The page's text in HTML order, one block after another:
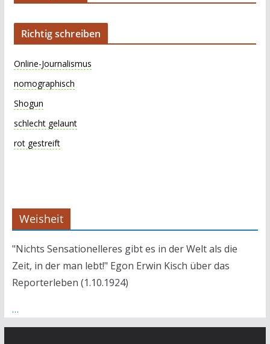
Richtig schreiben
Online-Journalismus
nomographisch
Shogun
schlecht gelaunt
rot gestreift
Weisheit
"Nichts Sensationelleres gibt es in der Welt als die
Zeit, in der man lebt!" Egon Erwin Kisch über das
Reporterleben (1.10.1924)
…